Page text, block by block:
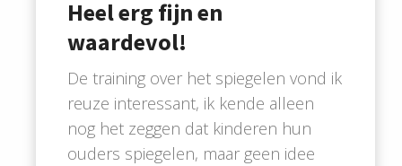
Heel erg fijn en
waardevol!
De training over het spiegelen vond ik
reuze interessant, ik kende alleen
nog het zeggen dat kinderen hun
ouders spiegelen, maar geen idee